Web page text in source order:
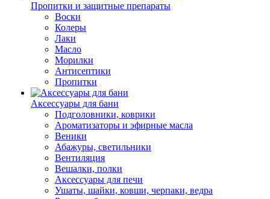
Пропитки и защитные препараты
Воски
Колеры
Лаки
Масло
Морилки
Антисептики
Пропитки
Аксессуары для бани
Подголовники, коврики
Ароматизаторы и эфирные масла
Веники
Абажуры, светильники
Вентиляция
Вешалки, полки
Аксессуары для печи
Ушаты, шайки, ковши, черпаки, ведра